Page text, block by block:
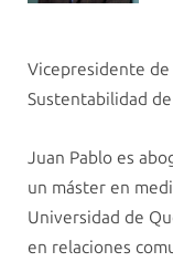
Vicepresidente
Sustentabilidad
Juan Pablo es
un máster en
Universidad de
en relaciones